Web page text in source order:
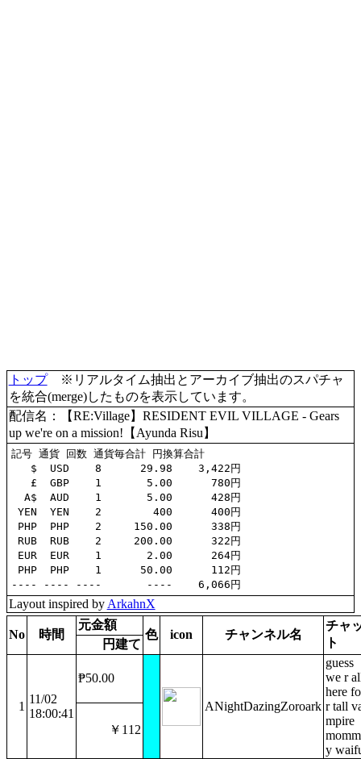
トップ※リアルタイム抽出とアーカイブ抽出のスパチャ
を統合(merge)したものを表示しています。
配信名：【RE:Village】RESIDENT EVIL VILLAGE - Gears
up we're on a mission!【Ayunda Risu】
記号 通貨 回数 通貨毎合計 円換算合計
   $  USD    8      29.98    3,422円
   £  GBP    1       5.00      780円
  A$  AUD    1       5.00      428円
YEN  YEN    2        400      400円
PHP  PHP    2     150.00      338円
RUB  RUB    2     200.00      322円
EUR  EUR    1       2.00      264円
PHP  PHP    1      50.00      112円
Layout inspired by ArkahnX
No 時間
元金額
色 icon チャンネル名
チャ
ト
円建て
1
11/02
18:00:41
₱50.00
ANightDazingZoroark
guess
we r
here fo
r tall
mpire
momm
y
￥112